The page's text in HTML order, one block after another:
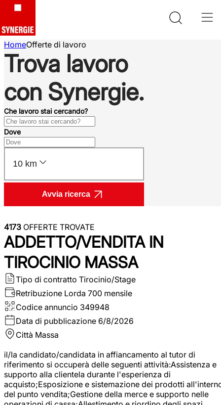
HomeOfferte di lavoro
Trova lavoro
con Synergie.
Che lavoro stai cercando?
Dove
10 km
Avvia ricerca
4173 OFFERTE TROVATE
ADDETTO/VENDITA IN
TIROCINIO MASSA
Tipo di contratto Tirocinio/Stage
Retribuzione Lorda 700 mensile
Codice annuncio 349948
Data di pubblicazione 6/8/2026
Città Massa
il/la candidato/candidata in affiancamento al tutor di
riferimento si occuperà delle seguenti attività:Assistenza e
supporto alla clientela durante l'esperienza di
acquisto;Esposizione e sistemazione dei prodotti
del punto vendita;Gestione della merce e supporto nelle